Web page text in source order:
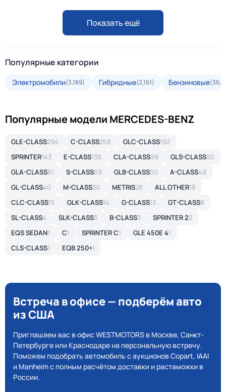
Показать ещё
Популярные категории
Электромобили(3,189) Гибридные(2,161) Бензиновые
Популярные модели MERCEDES-BENZ
GLE-CLASS294 C-CLASS258 GLC-CLASS192
SPRINTER143 E-CLASS139 CLA-CLASS99 GLS-CLASS90
GLA-CLASS81 S-CLASS69 GLB-CLASS50 A-CLASS49
GL-CLASS40 M-CLASS30 METRIS28 ALL OTHER18
CLC-CLASS15 GLK-CLASS14 G-CLASS13 GT-CLASS8
SL-CLASS4 SLK-CLASS3 B-CLASS3 SPRINTER 22
EQS SEDAN1 C1 SPRINTER C1 GLE 450E 41
CLS-CLASS1 EQB 250+1
Встреча в офисе — подберём авто
из США
Приглашаем вас в офис WESTMOTORS в Москве, Санкт-
Петербурге или Краснодаре на персональную встречу.
Поможем подобрать автомобиль с аукционов Copart, IAAI
и Manheim с полным расчётом доставки и растаможки в
России.